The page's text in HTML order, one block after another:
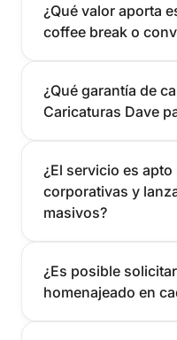
¿Qué valor aporta
coffee break o
¿Qué garantía de
Caricaturas Dave
¿El servicio es
corporativas y
masivos?
¿Es posible
homenajeado en